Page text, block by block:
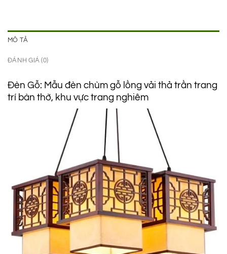
MÔ TẢ
ĐÁNH GIÁ (0)
Đèn Gỗ: Mẫu đèn chùm gỗ lồng vải thả trần trang
trí bàn thờ, khu vực trang nghiêm